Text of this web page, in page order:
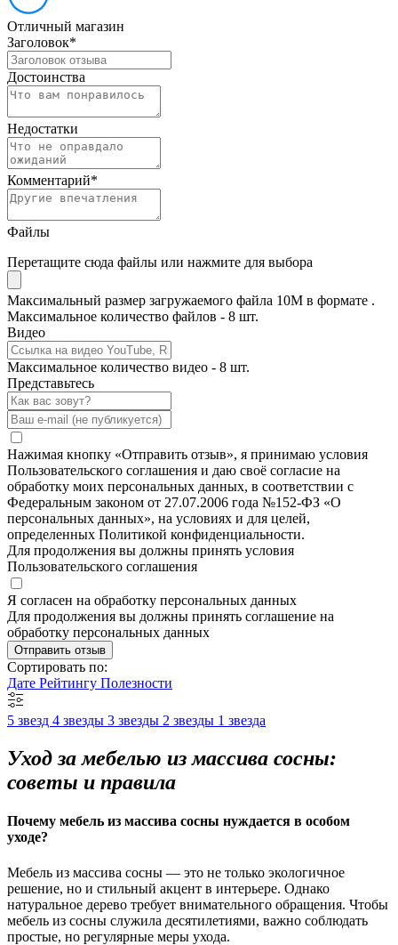
Отличный магазин
Заголовок*
Достоинства
Недостатки
Комментарий*
Файлы
Перетащите сюда файлы или нажмите для выбора
Максимальный размер загружаемого файла 10M в формате .
Максимальное количество файлов - 8 шт.
Видео
Максимальное количество видео - 8 шт.
Представьтесь
Нажимая кнопку «Отправить отзыв», я принимаю условия
Пользовательского соглашения и даю своё согласие на
обработку моих персональных данных, в соответствии с
Федеральным законом от 27.07.2006 года №152-ФЗ «О
персональных данных», на условиях и для целей,
определенных Политикой конфиденциальности.
Для продолжения вы должны принять условия
Пользовательского соглашения
Я согласен на обработку персональных данных
Для продолжения вы должны принять соглашение на
обработку персональных данных
Отправить отзыв
Сортировать по:
Дате Рейтингу Полезности
5 звезд 4 звезды 3 звезды 2 звезды 1 звезда
Уход за мебелью из массива сосны:
советы и правила
Почему мебель из массива сосны нуждается в особом
уходе?
Мебель из массива сосны — это не только экологичное
решение, но и стильный акцент в интерьере. Однако
натуральное дерево требует внимательного обращения. Чтобы
мебель из сосны служила десятилетиями, важно соблюдать
простые, но регулярные меры ухода.